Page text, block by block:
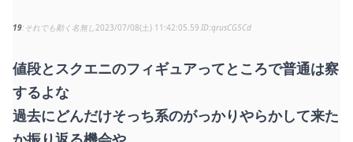
19 それでも動く名無し 2023/07/08(土) 11:42:05.59 qrusCG5Cd
値段とスクエニのフィギュアってところで普通は察
するよな
過去にどんだけそっち系のがっかりやらかして来た